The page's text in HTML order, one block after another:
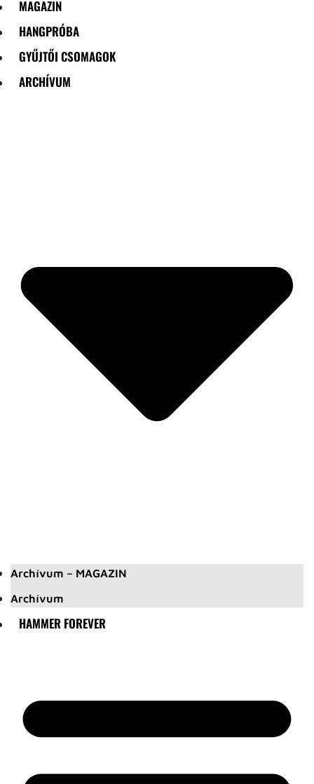
MAGAZIN
HANGPRÓBA
GYŰJTŐI CSOMAGOK
ARCHÍVUM
Archívum – MAGAZIN
Archívum
HAMMER FOREVER